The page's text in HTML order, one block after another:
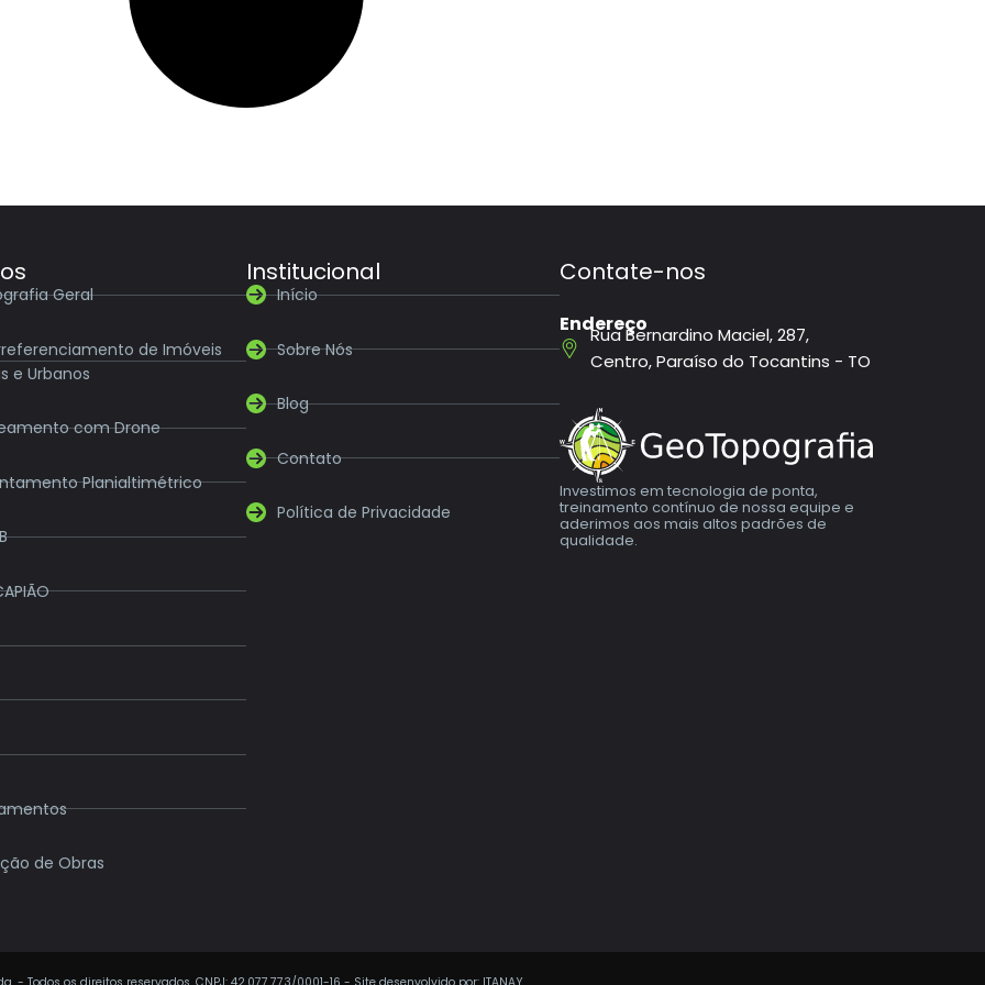
Geral
de Imóveis
e Urbanos
com Drone
Planialtimétrico
de Obras
Institucional
Início
Sobre Nós
Blog
Contato
Política de Privacidade
Contate-nos
Endereço
Rua Bernardino Maciel, 287,
Centro, Paraíso do Tocantins - TO
Investimos em tecnologia de ponta,
treinamento contínuo de nossa equipe e
aderimos aos mais altos padrões de
qualidade.